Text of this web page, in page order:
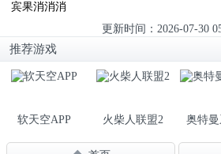
宾果消消消
更新时间：2026-07-30
推荐游戏
软天空APP 火柴人联盟2 奥特